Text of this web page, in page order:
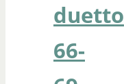
duetto
66-